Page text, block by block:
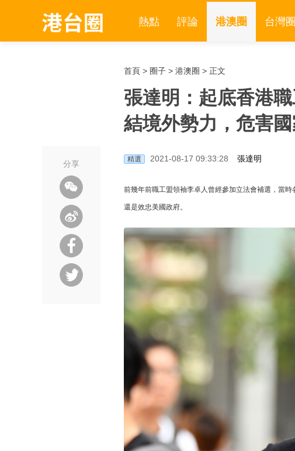
熱點 評論 港澳圈 台灣圈
首頁 > 圈子 > 港澳圈 > 正文
張達明：起底香港
結境外勢力，危害
精選 2021-08-17 09:33:28 張達明
分享
前幾年前職工盟領袖李卓人曾經參加立法會補選，當
還是效忠美國政府。